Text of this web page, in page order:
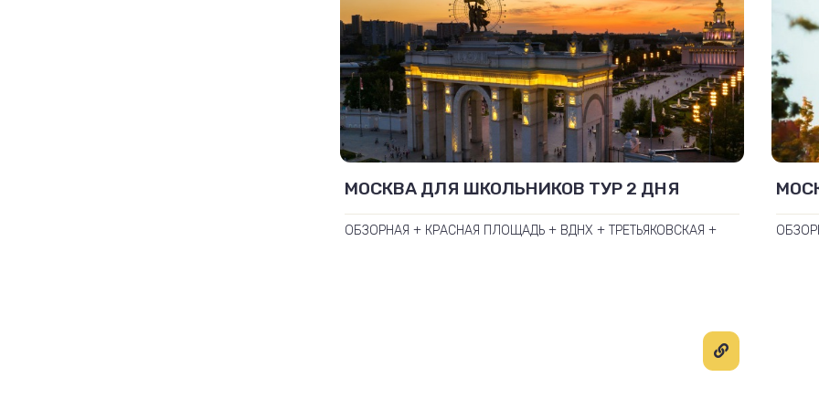
МОСКВА ДЛЯ ШКОЛЬНИКОВ ТУР 2 ДНЯ
ОБЗОРНАЯ + КРАСНАЯ ПЛОЩАДЬ + ВДНХ + ТРЕТЬЯКОВСКАЯ +